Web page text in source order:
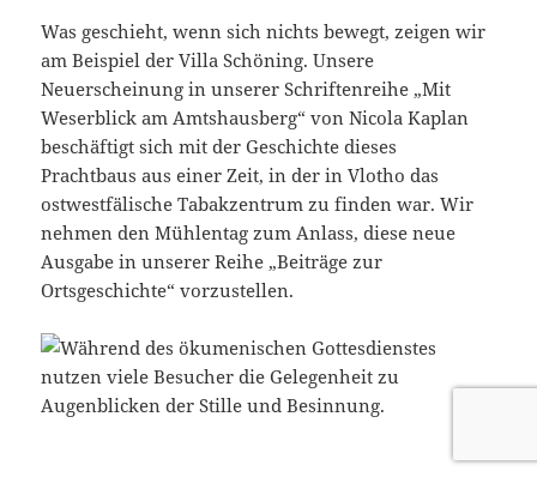
Was geschieht, wenn sich nichts bewegt, zeigen wir
am Beispiel der Villa Schöning. Unsere
Neuerscheinung in unserer Schriftenreihe „Mit
Weserblick am Amtshausberg“ von Nicola Kaplan
beschäftigt sich mit der Geschichte dieses
Prachtbaus aus einer Zeit, in der in Vlotho das
ostwestfälische Tabakzentrum zu finden war. Wir
nehmen den Mühlentag zum Anlass, diese neue
Ausgabe in unserer Reihe „Beiträge zur
Ortsgeschichte“ vorzustellen.